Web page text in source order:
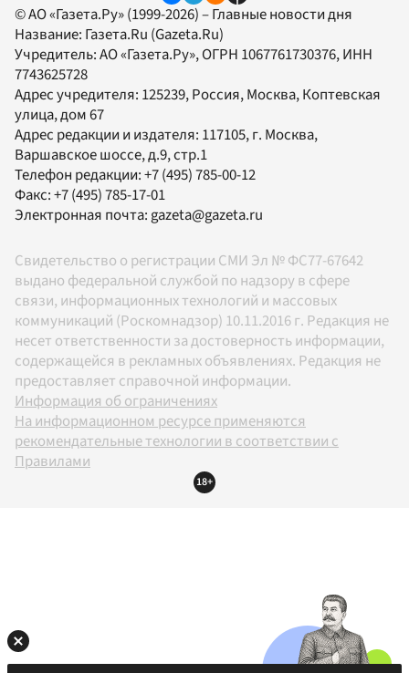
© АО «Газета.Ру» (1999-2026) – Главные новости дня
Название: Газета.Ru (Gazeta.Ru)
Учредитель:АО «Газета.Ру», ОГРН 1067761730376, ИНН
7743625728
Адрес учредителя: 125239, Россия, Москва, Коптевская
улица, дом 67
Адрес редакции и издателя: 117105, г. Москва,
Варшавское шоссе, д.9, стр.1
Телефон редакции:+7 (495) 785-00-12
Факс:+7 (495) 785-17-01
Электронная почта: gazeta@gazeta.ru
Свидетельство о регистрации СМИ Эл № ФС77-67642
выдано федеральной службой по надзору в сфере
связи, информационных технологий и массовых
коммуникаций (Роскомнадзор) 10.11.2016 г. Редакция не
несет ответственности за достоверность информации,
содержащейся в рекламных объявлениях. Редакция не
предоставляет справочной информации.
Информация об ограничениях
На информационном ресурсе применяются
рекомендательные технологии в соответствии с
Правилами
18+